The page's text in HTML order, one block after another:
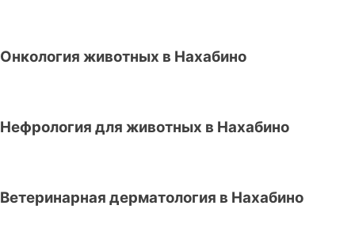
Онкология животных в Нахабино
Нефрология для животных в Нахабино
Ветеринарная дерматология в Нахабино